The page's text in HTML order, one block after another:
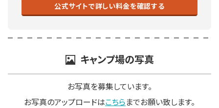
公式サイトで詳しい料金を確認する
キャンプ場の写真
お写真を募集しています。
お写真のアップロードはこちらまでお願い致します。